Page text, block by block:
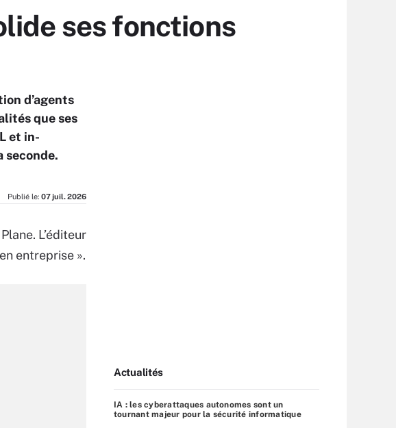
ses fonctions
d’agents
que ses
et in-
seconde.
Publié le: 07 juil. 2026
L’éditeur
entreprise ».
Actualités
IA : les cyberattaques autonomes sont un
tournant majeur pour la sécurité informatique